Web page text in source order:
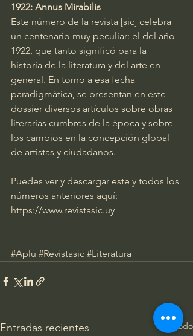
1922: Annus Mirabilis
Este número de la revista [sic] celebra
un centenario muy peculiar: el del año
1922, que tanto significó para la
historia de la literatura y del arte en
general. En torno a esa fecha
paradigmática, se presentan en este
dossier diversos artículos sobre obras
literarias cumbres de la época y sobre
los cambios en la concepción global
de artistas y ciudadanos.
Puedes ver y descargar este y todos los
números anteriores aquí:
https://www.revistasic.uy
#Aplu #Revistasic #Literatura
Entradas recientes Ver todo